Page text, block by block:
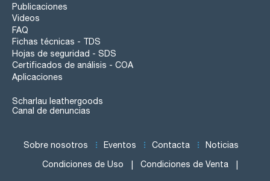
Publicaciones
Videos
FAQ
Fichas técnicas - TDS
Hojas de seguridad - SDS
Certificados de análisis - COA
Aplicaciones
Scharlau leathergoods
Canal de denuncias
Sobre nosotros Eventos Contacta Noticias
Condiciones de Uso Condiciones de Venta